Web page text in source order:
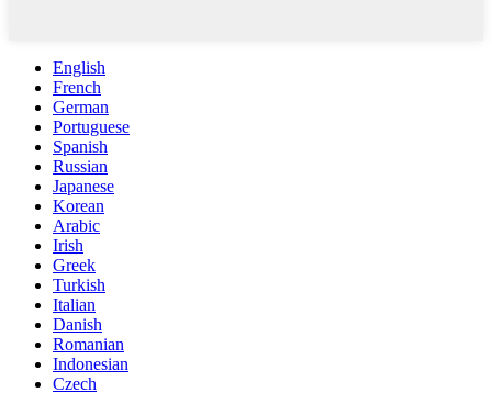
English
French
German
Portuguese
Spanish
Russian
Japanese
Korean
Arabic
Irish
Greek
Turkish
Italian
Danish
Romanian
Indonesian
Czech